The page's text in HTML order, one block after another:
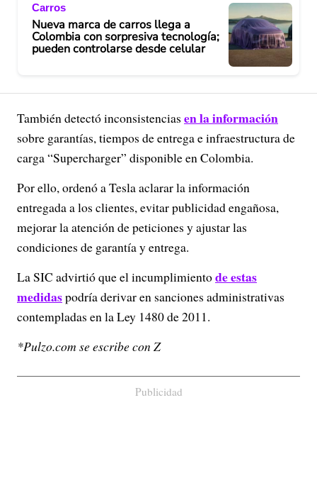
Carros
Nueva marca de carros llega a
Colombia con sorpresiva tecnología;
pueden controlarse desde celular
También detectó inconsistencias en la información
sobre garantías, tiempos de entrega e infraestructura de
carga “Supercharger” disponible en Colombia.
Por ello, ordenó a Tesla aclarar la información
entregada a los clientes, evitar publicidad engañosa,
mejorar la atención de peticiones y ajustar las
condiciones de garantía y entrega.
La SIC advirtió que el incumplimientode estas
medidaspodría derivar en sanciones administrativas
contempladas en la Ley 1480 de 2011.
*Pulzo.com se escribe con Z
Publicidad